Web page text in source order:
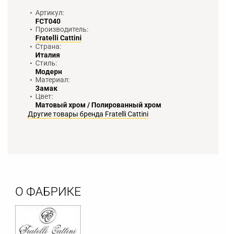
Артикул:
FCT040
Производитель:
Fratelli Cattini
Страна:
Италия
Стиль:
Модерн
Материал:
Замак
Цвет:
Матовый хром / Полированный хром
Другие товары бренда Fratelli Cattini
О ФАБРИКЕ